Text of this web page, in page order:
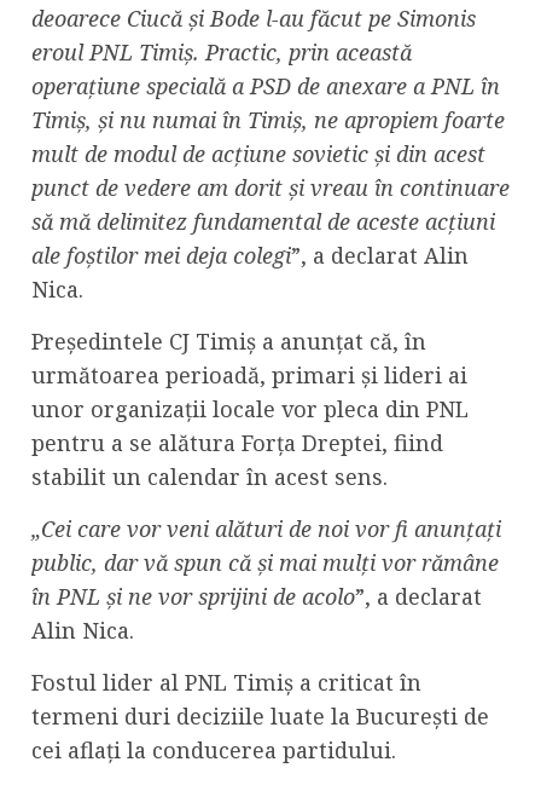
deoarece Ciucă și Bode l-au făcut pe Simonis
eroul PNL Timiș. Practic, prin această
operațiune specială a PSD de anexare a PNL în
Timiș, și nu numai în Timiș, ne apropiem foarte
mult de modul de acțiune sovietic și din acest
punct de vedere am dorit și vreau în continuare
să mă delimitez fundamental de aceste acțiuni
ale foștilor mei deja colegi”, a declarat Alin
Nica.
Președintele CJ Timiș a anunțat că, în
următoarea perioadă, primari și lideri ai
unor organizații locale vor pleca din PNL
pentru a se alătura Forța Dreptei, fiind
stabilit un calendar în acest sens.
„Cei care vor veni alături de noi vor fi anunțați
public, dar vă spun că și mai mulți vor rămâne
în PNL și ne vor sprijini de acolo”, a declarat
Alin Nica.
Fostul lider al PNL Timiș a criticat în
termeni duri deciziile luate la București de
cei aflați la conducerea partidului.